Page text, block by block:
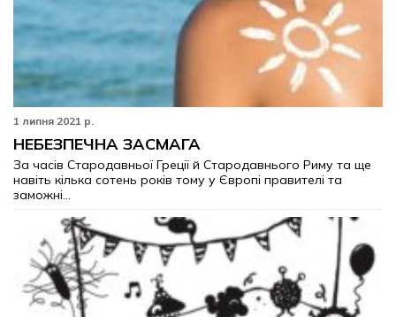
1 липня 2021 р.
НЕБЕЗПЕЧНА ЗАСМАГА
За часів Стародавньої Греції й Стародавнього Риму та ще
навіть кілька сотень років тому у Європі правителі та
заможні...